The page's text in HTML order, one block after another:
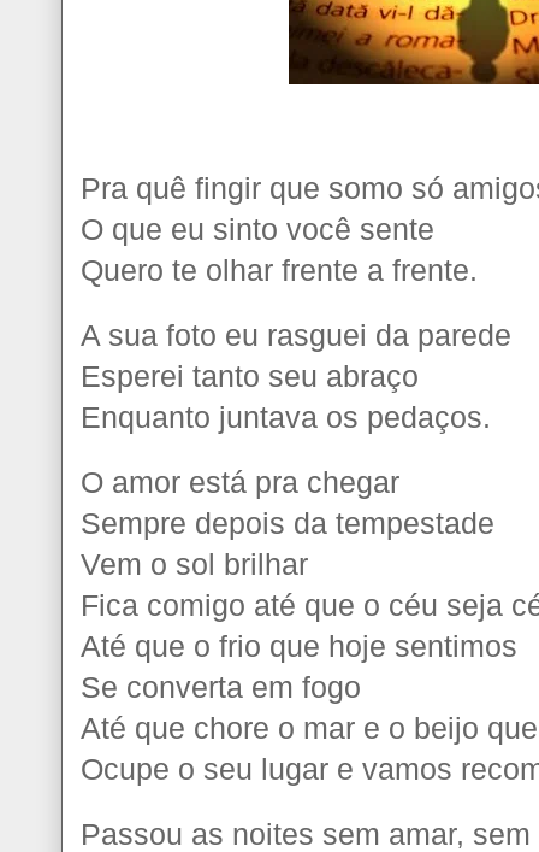
Pra quê fingir que somo só
O que eu sinto você sente
Quero te olhar frente a frente.
A sua foto eu rasguei da parede
Esperei tanto seu abraço
Enquanto juntava os pedaços.
O amor está pra chegar
Sempre depois da tempestade
Vem o sol brilhar
Fica comigo até que o céu seja
Até que o frio que hoje sentimos
Se converta em fogo
Até que chore o mar e o beijo
Ocupe o seu lugar e vamos
Passou as noites sem amar, sem